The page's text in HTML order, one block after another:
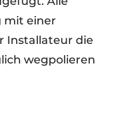
mit einer
Installateur die
wegpolieren